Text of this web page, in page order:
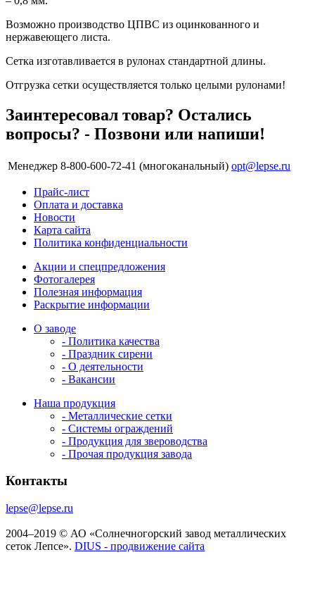
Возможно производство ЦПВС из оцинкованного и
нержавеющего листа.
Сетка изготавливается в рулонах стандартной длины.
Отгрузка сетки осуществляется только целыми рулонами!
Заинтересовал товар? Остались
вопросы? - Позвони или напиши!
Менеджер 8-800-600-72-41 (многоканальный) opt@lepse.ru
Прайс-лист
Оплата и доставка
Новости
Карта сайта
Политика конфиденциальности
Акции и спецпредложения
Фотогалерея
Полезная информация
Раскрытие информации
О заводе
- Политика качества
- Праздник сирени
- О деятельности
- Вакансии
Наша продукция
- Металлические сетки
- Системы ограждений
- Продукция для звероводства
- Прочая продукция завода
Контакты
lepse@lepse.ru
2004–2019 © АО «Солнечногорский завод металлических
сеток Лепсе». DIUS - продвижение сайта